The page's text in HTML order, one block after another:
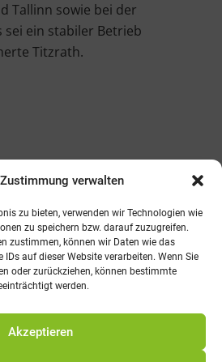
verwalten
zu bieten, verwenden wir Technologien wie
zu speichern bzw. darauf zuzugreifen.
zustimmen, können wir Daten wie das
auf dieser Website verarbeiten. Wenn Sie
oder zurückziehen, können bestimmte
werden.
Akzeptieren
Tallinn sowie bei der
ein stabiler Betrieb
Titzrath.
Cookie-Richtlinie (EU)
0821 242800
info@promv.de
Pro Management Verlag